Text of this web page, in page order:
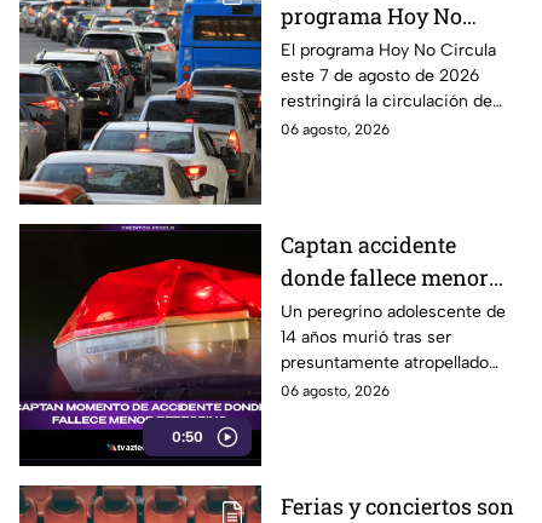
programa Hoy No
Circula este 7 de agosto
de 2026 en CDMX y
Edomex
El programa Hoy No Circula
este 7 de agosto de 2026
restringirá la circulación de
vehículos en la Ciudad de
06 agosto, 2026
0:50
Captan accidente
donde fallece menor
peregrino en Estado de
México
Un peregrino adolescente de
14 años murió tras ser
presuntamente atropellado
mientras entrenaba en
06 agosto, 2026
Ferias y conciertos son